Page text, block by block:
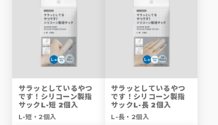
サラッとしているやつ
です！シリコーン製指
サックL-短 2個入
L-短・2個入
サラッとしているやつ
です！シリコーン製指
サックL-長 2個入
L-長・2個入